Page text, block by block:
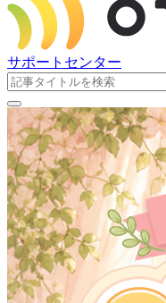
サポートセンター